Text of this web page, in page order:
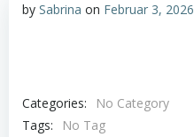
by Sabrina on Februar 3, 2026
Categories:
No Category
Tags:
No Tag